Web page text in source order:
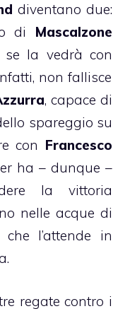
diventano due:
di
Mascalzone
se la vedrà con
non fallisce
, capace di
spareggio su
con Francesco
ha – dunque –
la vittoria
nelle acque di
l’attende in
regate contro i